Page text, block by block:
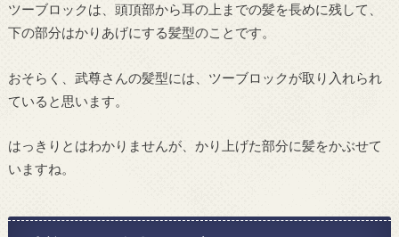
ツーブロックは、頭頂部から耳の上までの髪を長めに残して、
下の部分はかりあげにする髪型のことです。
おそらく、武尊さんの髪型には、ツーブロックが取り入れられ
ていると思います。
はっきりとはわかりませんが、かり上げた部分に髪をかぶせて
いますね。